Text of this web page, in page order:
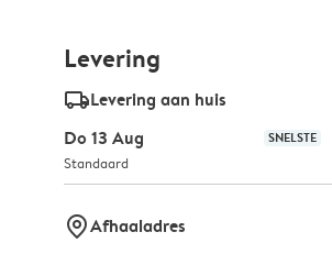
Levering
delivery_standard_v2Levering aan huis
Do 13 Aug
SNELSTE
Standaard
marker-pinAfhaaladres